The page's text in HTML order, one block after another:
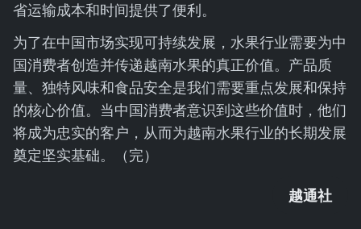
省运输成本和时间提供了便利。
为了在中国市场实现可持续发展，水果行业需要为中
国消费者创造并传递越南水果的真正价值。产品质
量、独特风味和食品安全是我们需要重点发展和保持
的核心价值。当中国消费者意识到这些价值时，他们
将成为忠实的客户，从而为越南水果行业的长期发展
奠定坚实基础。（完）
越通社